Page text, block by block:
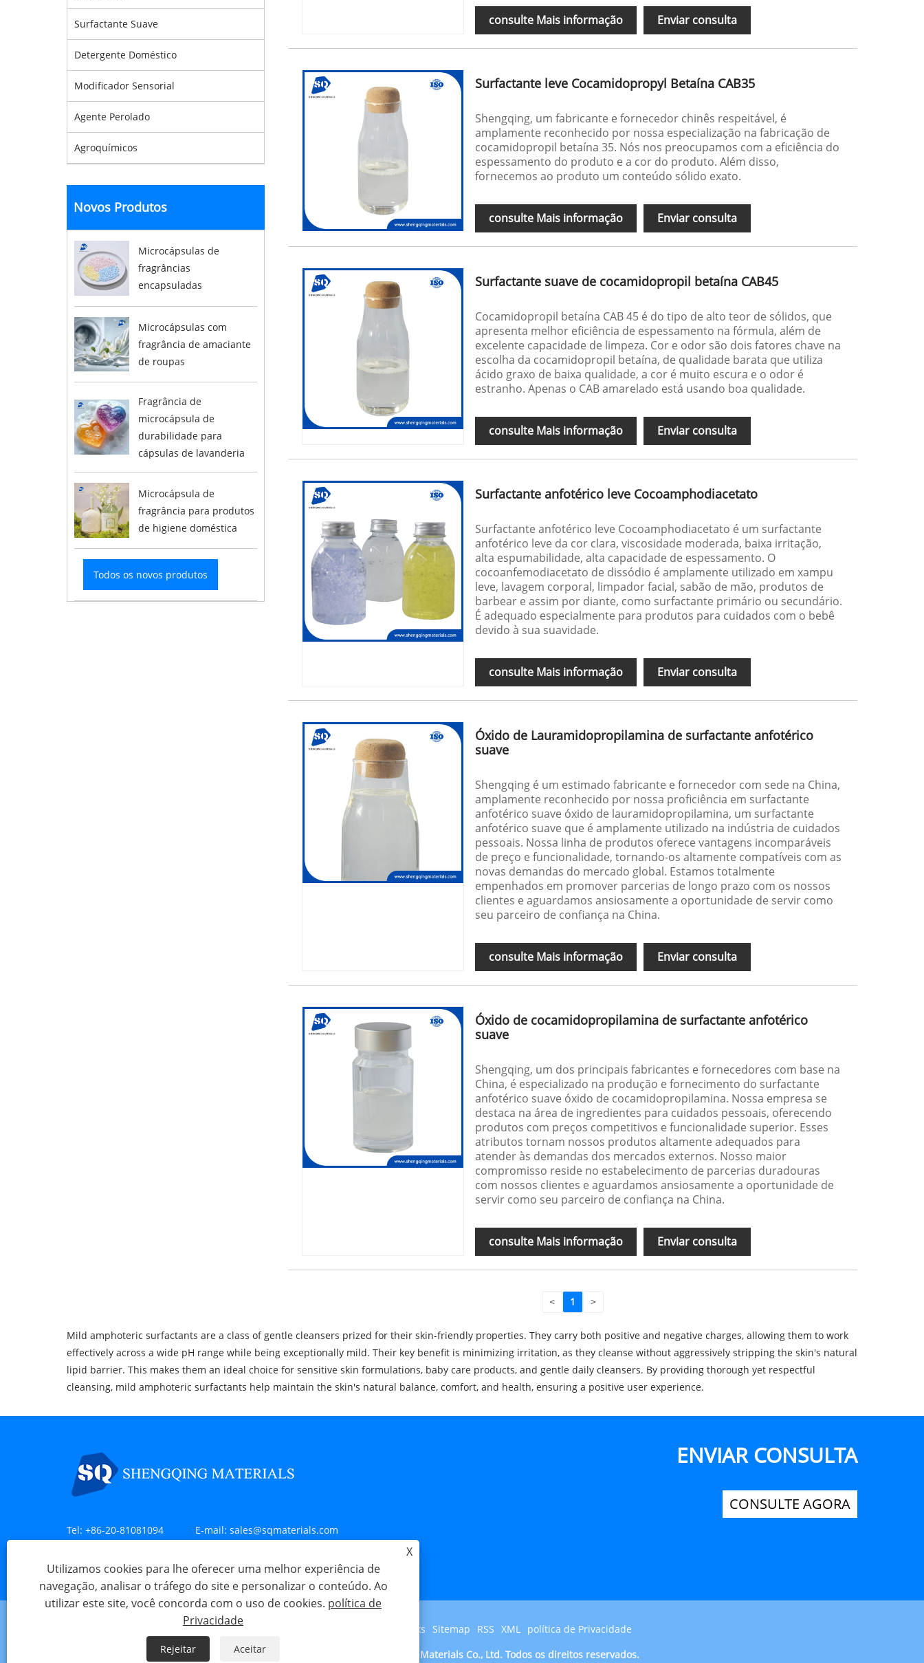
Surfactante Suave
Detergente Doméstico
Modificador Sensorial
Agente Perolado
Agroquímicos
Novos Produtos
Microcápsulas de
fragrâncias
encapsuladas
Microcápsulas com
fragrância de amaciante
de roupas
Fragrância de
microcápsula de
durabilidade para
cápsulas de lavanderia
Microcápsula de
fragrância para produtos
de higiene doméstica
Todos os novos produtos
consulte Mais informação Enviar consulta
Surfactante leve Cocamidopropyl Betaína CAB35
Shengqing, um fabricante e fornecedor chinês respeitável, é
amplamente reconhecido por nossa especialização na fabricação de
cocamidopropil betaína 35. Nós nos preocupamos com a eficiência do
espessamento do produto e a cor do produto. Além disso,
fornecemos ao produto um conteúdo sólido exato.
consulte Mais informação Enviar consulta
Surfactante suave de cocamidopropil betaína CAB45
Cocamidopropil betaína CAB 45 é do tipo de alto teor de sólidos, que
apresenta melhor eficiência de espessamento na fórmula, além de
excelente capacidade de limpeza. Cor e odor são dois fatores chave na
escolha da cocamidopropil betaína, de qualidade barata que utiliza
ácido graxo de baixa qualidade, a cor é muito escura e o odor é
estranho. Apenas o CAB amarelado está usando boa qualidade.
consulte Mais informação Enviar consulta
Surfactante anfotérico leve Cocoamphodiacetato
Surfactante anfotérico leve Cocoamphodiacetato é um surfactante
anfotérico leve da cor clara, viscosidade moderada, baixa irritação,
alta espumabilidade, alta capacidade de espessamento. O
cocoanfemodiacetato de dissódio é amplamente utilizado em xampu
leve, lavagem corporal, limpador facial, sabão de mão, produtos de
barbear e assim por diante, como surfactante primário ou secundário.
É adequado especialmente para produtos para cuidados com o bebê
devido à sua suavidade.
consulte Mais informação Enviar consulta
Óxido de Lauramidopropilamina de surfactante anfotérico
suave
Shengqing é um estimado fabricante e fornecedor com sede na China,
amplamente reconhecido por nossa proficiência em surfactante
anfotérico suave óxido de lauramidopropilamina, um surfactante
anfotérico suave que é amplamente utilizado na indústria de cuidados
pessoais. Nossa linha de produtos oferece vantagens incomparáveis ​​
de preço e funcionalidade, tornando-os altamente compatíveis com as
novas demandas do mercado global. Estamos totalmente
empenhados em promover parcerias de longo prazo com os nossos
clientes e aguardamos ansiosamente a oportunidade de servir como
seu parceiro de confiança na China.
consulte Mais informação Enviar consulta
Óxido de cocamidopropilamina de surfactante anfotérico
suave
Shengqing, um dos principais fabricantes e fornecedores com base na
China, é especializado na produção e fornecimento do surfactante
anfotérico suave óxido de cocamidopropilamina. Nossa empresa se
destaca na área de ingredientes para cuidados pessoais, oferecendo
produtos com preços competitivos e funcionalidade superior. Esses
atributos tornam nossos produtos altamente adequados para
atender às demandas dos mercados externos. Nosso maior
compromisso reside no estabelecimento de parcerias duradouras
com nossos clientes e aguardamos ansiosamente a oportunidade de
servir como seu parceiro de confiança na China.
consulte Mais informação Enviar consulta
< 1 >
Mild amphoteric surfactants are a class of gentle cleansers prized for their skin-friendly properties. They carry both positive and negative charges, allowing them to work
effectively across a wide pH range while being exceptionally mild. Their key benefit is minimizing irritation, as they cleanse without aggressively stripping the skin's natural
lipid barrier. This makes them an ideal choice for sensitive skin formulations, baby care products, and gentle daily cleansers. By providing thorough yet respectful
cleansing, mild amphoteric surfactants help maintain the skin's natural balance, comfort, and health, ensuring a positive user experience.
Tel: +86-20-81081094 E-mail: sales@sqmaterials.com
Sala 707, Edifício C2, Liando U-Valley, No. 29 Bishan Street, Distrito
de Huangpu, Guangzhou, China
ENVIAR CONSULTA
CONSULTE AGORA
Links Sitemap RSS XML política de Privacidade
Copyright © 2023 Shengqing Materials Co., Ltd. Todos os direitos reservados.
X
Utilizamos cookies para lhe oferecer uma melhor experiência de
navegação, analisar o tráfego do site e personalizar o conteúdo. Ao
utilizar este site, você concorda com o uso de cookies. política de
Privacidade
Rejeitar Aceitar